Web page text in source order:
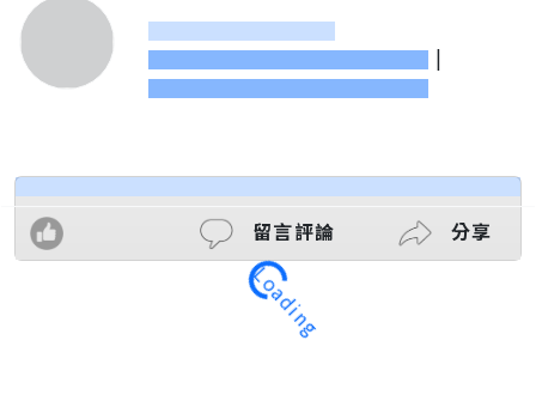
|
留言評論 分享
Loading